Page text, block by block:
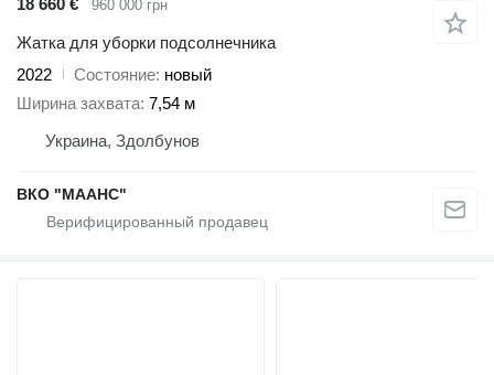
18 660 € 960 000 грн
Жатка для уборки подсолнечника
2022
Состояние новый
Ширина захвата 7,54 м
Украина, Здолбунов
ВКО "МААНС"